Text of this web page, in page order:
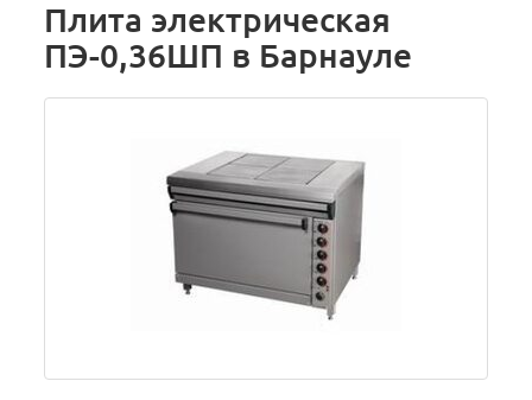
Плита электрическая
ПЭ-0,36ШП в Барнауле